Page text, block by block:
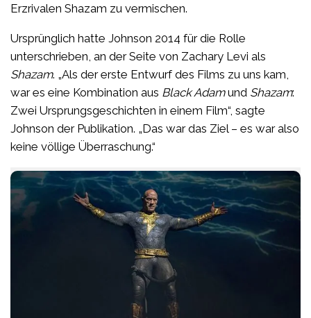
Erzrivalen Shazam zu vermischen.
Ursprünglich hatte Johnson 2014 für die Rolle
unterschrieben, an der Seite von Zachary Levi als
Shazam. „Als der erste Entwurf des Films zu uns kam,
war es eine Kombination aus Black Adamund Shazam:
Zwei Ursprungsgeschichten in einem Film“, sagte
Johnson der Publikation. „Das war das Ziel – es war also
keine völlige Überraschung.“